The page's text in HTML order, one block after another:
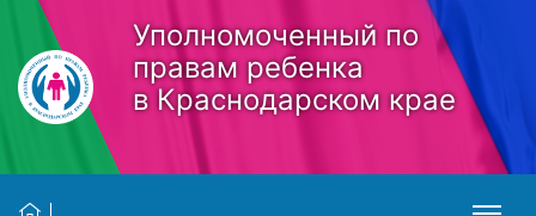
Skip to main content
Уполномоченный по
правам ребенка
в Краснодарском крае